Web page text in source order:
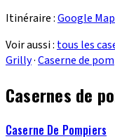
Itinéraire :Google
Voir aussi : tous les
Grilly·Caserne de
Casernes de
Caserne De Pompiers